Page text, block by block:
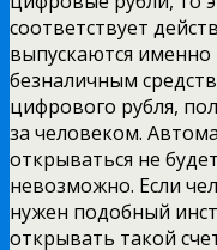
соответствует
выпускаются
безналичным
цифрового рубля,
за человеком.
открываться не
невозможно. Если
нужен подобный
открывать такой